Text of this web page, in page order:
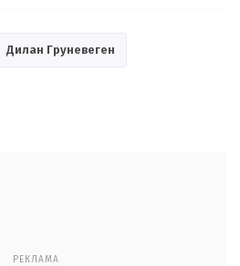
Дилан Груневеген
РЕКЛАМА